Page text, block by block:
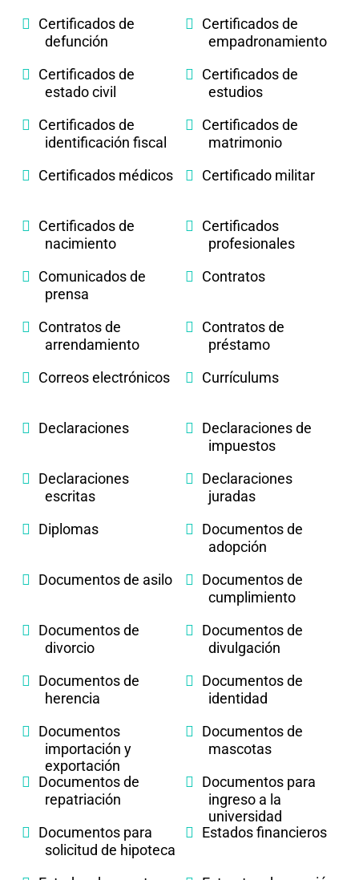
Certificados de
defunción
Certificados de
empadronamiento
Certificados de
estado civil
Certificados de
estudios
Certificados de
identificación fiscal
Certificados de
matrimonio
Certificados médicos
Certificado militar
Certificados de
nacimiento
Certificados
profesionales
Comunicados de
prensa
Contratos
Contratos de
arrendamiento
Contratos de
préstamo
Correos electrónicos
Currículums
Declaraciones
Declaraciones de
impuestos
Declaraciones
escritas
Declaraciones
juradas
Diplomas
Documentos de
adopción
Documentos de asilo
Documentos de
cumplimiento
Documentos de
divorcio
Documentos de
divulgación
Documentos de
herencia
Documentos de
identidad
Documentos
importación y
exportación
Documentos de
mascotas
Documentos de
repatriación
Documentos para
ingreso a la
universidad
Documentos para
solicitud de hipoteca
Estados financieros